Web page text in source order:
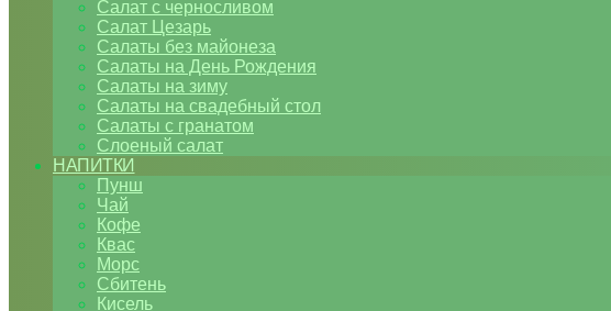
Салат с черносливом
Салат Цезарь
Салаты без майонеза
Салаты на День Рождения
Салаты на зиму
Салаты на свадебный стол
Салаты с гранатом
Слоеный салат
НАПИТКИ
Пунш
Чай
Кофе
Квас
Морс
Сбитень
Кисель